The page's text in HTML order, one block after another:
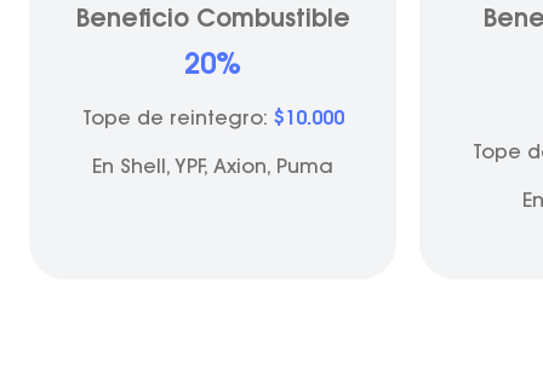
Beneficio Combustible
20%
Tope de reintegro: $10.000
En Shell, YPF, Axion, Puma
Tope